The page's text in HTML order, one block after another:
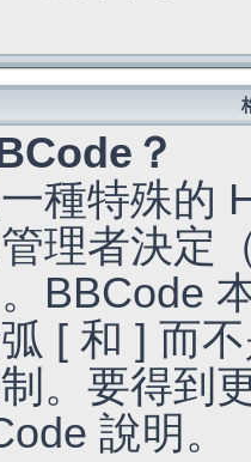
？
種特殊的
理者決定
BBCode
[ 和 ] 而
。要得到
說明。